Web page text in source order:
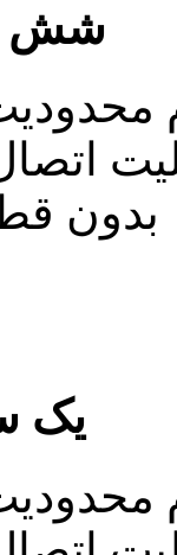
شش
بدون
یک